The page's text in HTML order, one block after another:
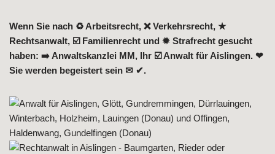
Wenn Sie nach ♻ Arbeitsrecht, ❌ Verkehrsrecht, ★
Rechtsanwalt, ☑️ Familienrecht und ✹ Strafrecht gesucht
haben: ➡️ Anwaltskanzlei MM, Ihr ☑️ Anwalt für Aislingen. ❤
Sie werden begeistert sein ✉ ✔.